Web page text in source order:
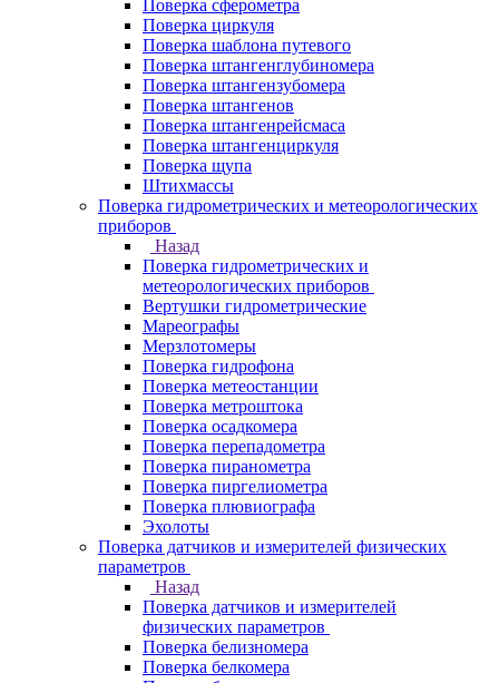
Поверка сферометра
Поверка циркуля
Поверка шаблона путевого
Поверка штангенглубиномера
Поверка штангензубомера
Поверка штангенов
Поверка штангенрейсмаса
Поверка штангенциркуля
Поверка щупа
Штихмассы
Поверка гидрометрических и метеорологических
приборов
Назад
Поверка гидрометрических и
метеорологических приборов
Вертушки гидрометрические
Мареографы
Мерзлотомеры
Поверка гидрофона
Поверка метеостанции
Поверка метроштока
Поверка осадкомера
Поверка перепадометра
Поверка пиранометра
Поверка пиргелиометра
Поверка плювиографа
Эхолоты
Поверка датчиков и измерителей физических
параметров
Назад
Поверка датчиков и измерителей
физических параметров
Поверка белизномера
Поверка белкомера